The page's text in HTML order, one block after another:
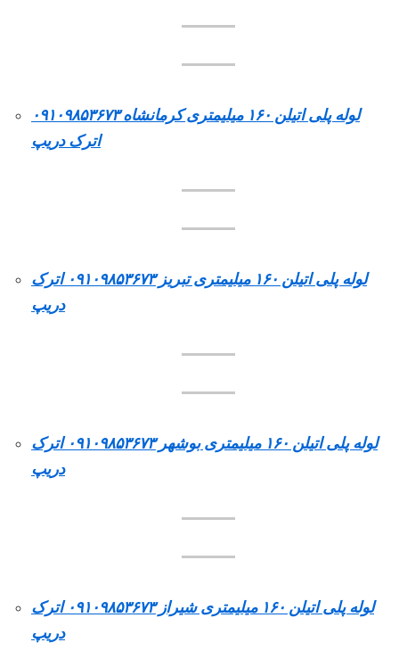
لوله پلی اتیلن ۱۶۰ میلیمتری کرمانشاه ۰۹۱۰۹۸۵۳۶۷۳
اترک دریپ
لوله پلی اتیلن ۱۶۰ میلیمتری تبریز ۰۹۱۰۹۸۵۳۶۷۳ اترک
دریپ
لوله پلی اتیلن ۱۶۰ میلیمتری بوشهر ۰۹۱۰۹۸۵۳۶۷۳ اترک
دریپ
لوله پلی اتیلن ۱۶۰ میلیمتری شیراز ۰۹۱۰۹۸۵۳۶۷۳ اترک
دریپ